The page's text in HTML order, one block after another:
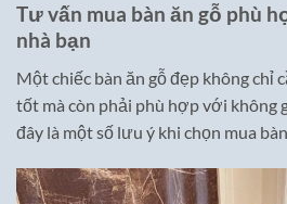
Tư vấn mua bàn ăn gỗ phù
nhà bạn
Một chiếc bàn ăn gỗ đẹp không chỉ
tốt mà còn phải phù hợp với không
đây là một số lưu ý khi chọn mua